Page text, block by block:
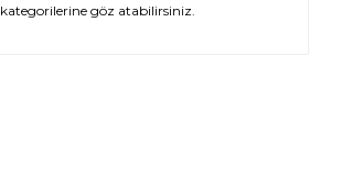
kategorilerine göz atabilirsiniz.